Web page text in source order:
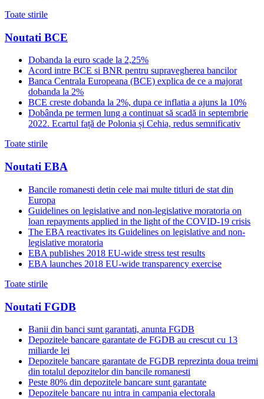
Toate stirile
Noutati BCE
Dobanda la euro scade la 2,25%
Acord intre BCE si BNR pentru supravegherea bancilor
Banca Centrala Europeana (BCE) explica de ce a majorat
dobanda la 2%
BCE creste dobanda la 2%, dupa ce inflatia a ajuns la 10%
Dobânda pe termen lung a continuat să scadă in septembrie
2022. Ecartul față de Polonia și Cehia, redus semnificativ
Toate stirile
Noutati EBA
Bancile romanesti detin cele mai multe titluri de stat din
Europa
Guidelines on legislative and non-legislative moratoria on
loan repayments applied in the light of the COVID-19 crisis
The EBA reactivates its Guidelines on legislative and non-
legislative moratoria
EBA publishes 2018 EU-wide stress test results
EBA launches 2018 EU-wide transparency exercise
Toate stirile
Noutati FGDB
Banii din banci sunt garantati, anunta FGDB
Depozitele bancare garantate de FGDB au crescut cu 13
miliarde lei
Depozitele bancare garantate de FGDB reprezinta doua treimi
din totalul depozitelor din bancile romanesti
Peste 80% din depozitele bancare sunt garantate
Depozitele bancare nu intra in campania electorala